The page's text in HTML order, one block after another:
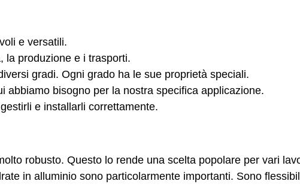
e versatili.
la produzione e i trasporti.
gradi. Ogni grado ha le sue proprietà speciali.
abbiamo bisogno per la nostra specifica applicazione.
e installarli correttamente.
robusto. Questo lo rende una scelta popolare per vari
in alluminio sono particolarmente importanti. Sono